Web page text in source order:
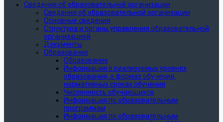
Сведения об образовательной организации
Сведения об образовательной организации
Основные сведения
Структура и органы управления образовательной
организацией
Документы
Образование
Образование
Информация о реализуемых уровнях
образования, о формах обучения,
нормативных сроках обучения
Численность обучающихся
Информация по образовательным
программам
Информация по образовательным